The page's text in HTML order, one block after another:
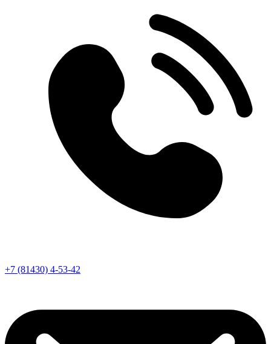
+7 (81430) 4-53-42